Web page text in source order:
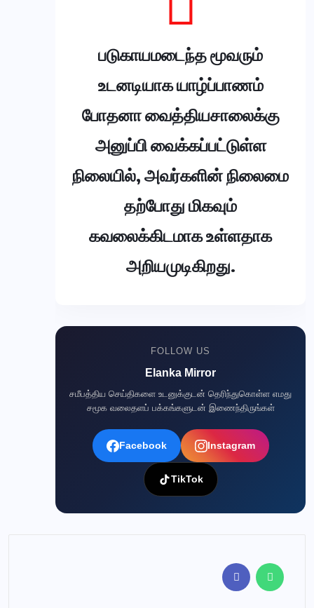
படுகாயமடைந்த மூவரும்
உடனடியாக யாழ்ப்பாணம்
போதனா வைத்தியசாலைக்கு
அனுப்பி வைக்கப்பட்டுள்ள
நிலையில், அவர்களின் நிலைமை
தற்போது மிகவும்
கவலைக்கிடமாக உள்ளதாக
அறியமுடிகிறது.
FOLLOW US
Elanka Mirror
சமீபத்திய செய்திகளை உடனுக்குடன் தெரிந்துகொள்ள எமது
சமூக வலைதளப் பக்கங்களுடன் இணைந்திருங்கள்
Facebook Instagram
TikTok